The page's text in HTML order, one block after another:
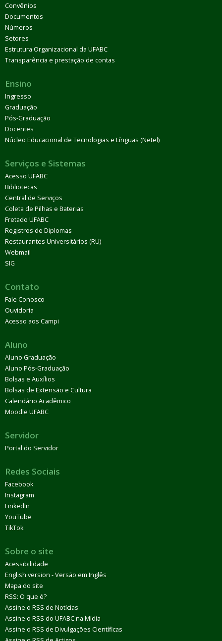
Convênios
Documentos
Números
Setores
Estrutura Organizacional da UFABC
Transparência e prestação de contas
Ensino
Ingresso
Graduação
Pós-Graduação
Docentes
Núcleo Educacional de Tecnologias e Línguas (Netel)
Serviços e Sistemas
Acesso UFABC
Bibliotecas
Central de Serviços
Coleta de Pilhas e Baterias
Fretado UFABC
Registros de Diplomas
Restaurantes Universitários (RU)
Webmail
SIG
Contato
Fale Conosco
Ouvidoria
Acesso aos Campi
Aluno
Aluno Graduação
Aluno Pós-Graduação
Bolsas e Auxílios
Bolsas de Extensão e Cultura
Calendário Acadêmico
Moodle UFABC
Servidor
Portal do Servidor
Redes Sociais
Facebook
Instagram
LinkedIn
YouTube
TikTok
Sobre o site
Acessibilidade
English version - Versão em Inglês
Mapa do site
RSS: O que é?
Assine o RSS de Notícias
Assine o RSS do UFABC na Mídia
Assine o RSS de Divulgações Científicas